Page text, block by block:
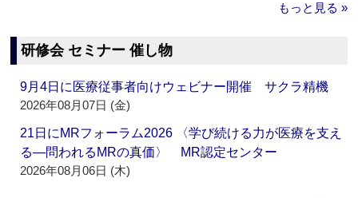
もっと見る »
研修会 セミナー 催し物
9月4日に医療従事者向けウェビナー開催 サクラ精機
2026年08月07日 (金)
21日にMRフォーラム2026 〈学び続ける力が医療を支え
る―問われるMRの真価〉 MR認定センター
2026年08月06日 (木)